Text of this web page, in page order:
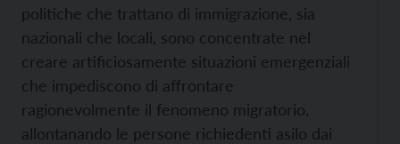
politiche che trattano di immigrazione, sia
nazionali che locali, sono concentrate nel
creare artificiosamente situazioni emergenziali
che impediscono di affrontare
ragionevolmente il fenomeno migratorio,
allontanando le persone richiedenti asilo dai